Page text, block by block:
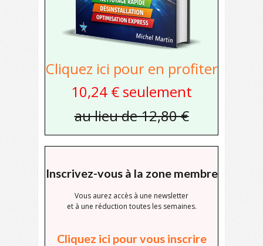
Cliquez ici pour en profiter
10,24 € seulement
au lieu de 12,80 €
Inscrivez-vous à la zone membre
Vous aurez accès à une newsletter
et à une réduction toutes les semaines.
Cliquez ici pour vous inscrire